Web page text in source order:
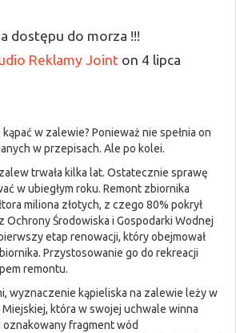
dostępu do morza !!!
Reklamy Joint on 4 lipca
w zalewie? Ponieważ nie spełnia on
w przepisach. Ale po kolei.
trwała kilka lat. Ostatecznie sprawę
w ubiegłym roku. Remont zbiornika
miliona złotych, z czego 80% pokrył
Ochrony Środowiska i Gospodarki Wodnej
etap renowacji, który obejmował
Przystosowanie go do rekreacji
remontu.
wyznaczenie kąpieliska na zalewie leży w
Miejskiej, która w swojej uchwale winna
fragment wód